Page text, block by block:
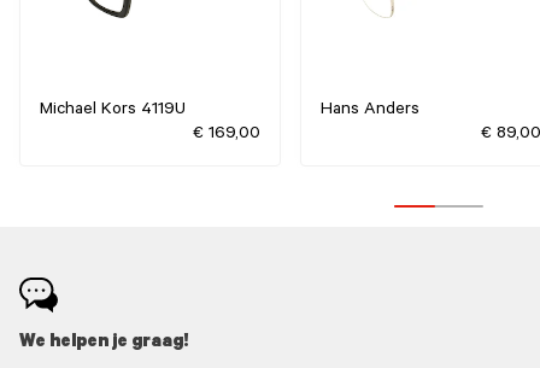
Michael Kors 4119U
€ 169,00
Hans Anders
€ 89,00
We helpen je graag!